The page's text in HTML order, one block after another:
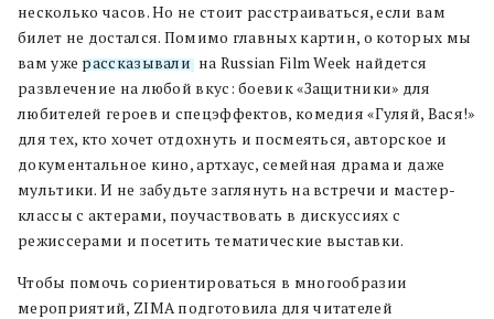
несколько часов. Но не стоит расстраиваться, если вам
билет не достался. Помимо главных картин, о которых мы
вам уже рассказывали, на Russian Film Week найдется
развлечение на любой вкус: боевик «Защитники» для
любителей героев и спецэффектов, комедия «Гуляй, Вася!»
для тех, кто хочет отдохнуть и посмеяться, авторское и
документальное кино, артхаус, семейная драма и даже
мультики. И не забудьте заглянуть на встречи и мастер-
классы с актерами, поучаствовать в дискуссиях с
режиссерами и посетить тематические выставки.
Чтобы помочь сориентироваться в многообразии
мероприятий, ZIMA подготовила для читателей